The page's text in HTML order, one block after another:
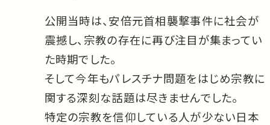
公開当時は、安倍元首相襲撃事件に社会が
震撼し、宗教の存在に再び注目が集まってい
た時期でした。
そして今年もパレスチナ問題をはじめ宗教に
関する深刻な話題は尽きませんでした。
特定の宗教を信仰している人が少ない日本